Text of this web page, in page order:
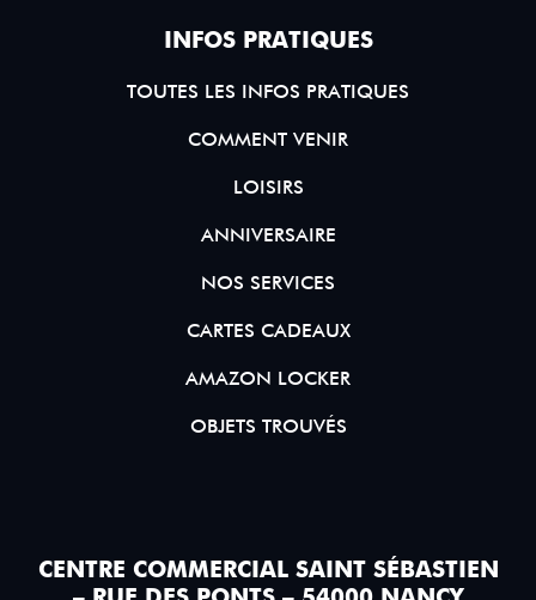
INFOS PRATIQUES
TOUTES LES INFOS PRATIQUES
COMMENT VENIR
LOISIRS
ANNIVERSAIRE
NOS SERVICES
CARTES CADEAUX
AMAZON LOCKER
OBJETS TROUVÉS
CENTRE COMMERCIAL SAINT SÉBASTIEN